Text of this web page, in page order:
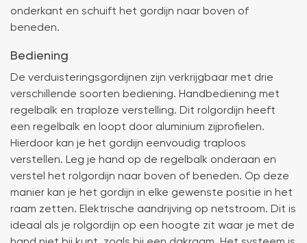
onderkant en schuift het gordijn naar boven of
beneden.
Bediening
De verduisteringsgordijnen zijn verkrijgbaar met drie
verschillende soorten bediening. Handbediening met
regelbalk en traploze verstelling. Dit rolgordijn heeft
een regelbalk en loopt door aluminium zijprofielen.
Hierdoor kan je het gordijn eenvoudig traploos
verstellen. Leg je hand op de regelbalk onderaan en
verstel het rolgordijn naar boven of beneden. Op deze
manier kan je het gordijn in elke gewenste positie in het
raam zetten. Elektrische aandrijving op netstroom. Dit is
ideaal als je rolgordijn op een hoogte zit waar je met de